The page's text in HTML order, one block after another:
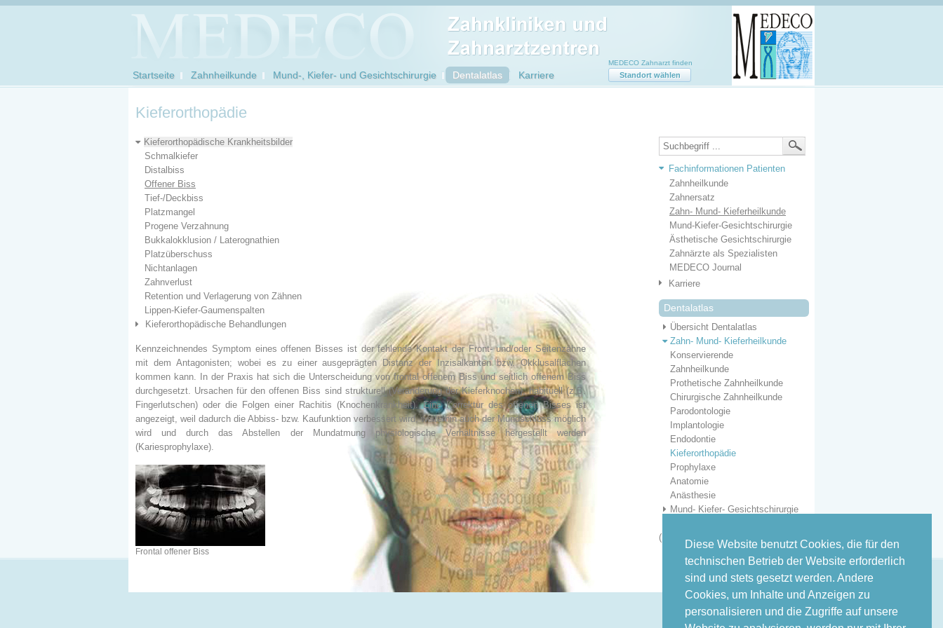
Diese Website benutzt Cookies, die für den
technischen Betrieb der Website erforderlich
sind und stets gesetzt werden. Andere
Cookies, um Inhalte und Anzeigen zu
personalisieren und die Zugriffe auf unsere
Startseite Zahnheilkunde Mund-, Kiefer- und Gesichtschirurgie Dentalatlas Karriere
MEDECO Zahnarzt finden
Standort wählen
Kieferorthopädie
Kieferorthopädische Krankheitsbilder
Schmalkiefer
Distalbiss
Offener Biss
Tief-/Deckbiss
Platzmangel
Progene Verzahnung
Bukkalokklusion / Laterognathien
Platzüberschuss
Nichtanlagen
Zahnverlust
Retention und Verlagerung von Zähnen
Lippen-Kiefer-Gaumenspalten
Kieferorthopädische Behandlungen
Kennzeichnendes Symptom eines offenen Bisses ist der fehlende Kontakt der Front- und/oder Seitenzähne
mit dem Antagonisten; wobei es zu einer ausgeprägten Distanz der Inzisalkanten bzw. Okklusalflächen
kommen kann. In der Praxis hat sich die Unterscheidung von frontal offenem Biss und seitlich offenem Biss
durchgesetzt. Ursachen für den offenen Biss sind strukturell (Veränderung der Kieferknochen), habituell (z.B.
Fingerlutschen) oder die Folgen einer Rachitis (Knochenkrankheit). Eine Korrektur des offenen Bisses ist
angezeigt, weil dadurch die Abbiss- bzw. Kaufunktion verbessert wird, weiterhin auch der Mundschluss möglich
wird und durch das Abstellen der Mundatmung physiologische Verhältnisse hergestellt werden
(Kariesprophylaxe).
Frontal offener Biss
Fachinformationen Patienten
Zahnheilkunde
Zahnersatz
Zahn- Mund- Kieferheilkunde
Mund-Kiefer-Gesichtschirurgie
Ästhetische Gesichtschirurgie
Zahnärzte als Spezialisten
MEDECO Journal
Karriere
Dentalatlas
Übersicht Dentalatlas
Zahn- Mund- Kieferheilkunde
Konservierende
Zahnheilkunde
Prothetische Zahnheilkunde
Chirurgische Zahnheilkunde
Parodontologie
Implantologie
Endodontie
Kieferorthopädie
Prophylaxe
Anatomie
Anästhesie
Mund- Kiefer- Gesichtschirurgie
(Kurzfassung)